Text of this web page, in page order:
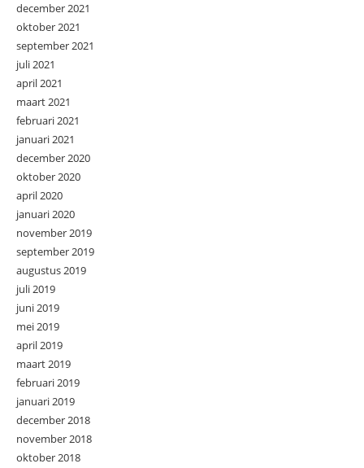
december 2021
oktober 2021
september 2021
juli 2021
april 2021
maart 2021
februari 2021
januari 2021
december 2020
oktober 2020
april 2020
januari 2020
november 2019
september 2019
augustus 2019
juli 2019
juni 2019
mei 2019
april 2019
maart 2019
februari 2019
januari 2019
december 2018
november 2018
oktober 2018